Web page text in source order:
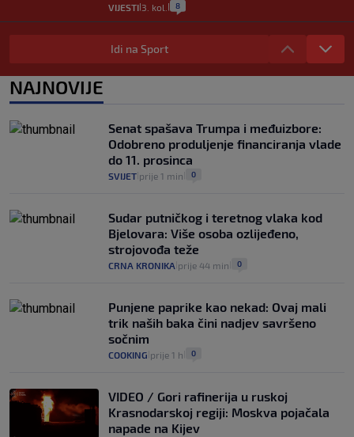
VIJESTI 3. kol. 8
Selidba je jedno od stresnijih iskustava.
Evo aktualnih cijena i nekoliko savjeta
0
automobilom na Hvar iz Zagreba, a
koliko iz Osijeka
| 14
Idi na Sport
NAJNOVIJE
Senat spašava Trumpa i međuizbore:
Odobreno produljenje financiranja vlade
do 11. prosinca
SVIJET prije 1 min 0
Sudar putničkog i teretnog vlaka kod
Bjelovara: Više osoba ozlijeđeno,
strojovođa teže
CRNA KRONIKA prije 44 min 0
Punjene paprike kao nekad: Ovaj mali
trik naših baka čini nadjev savršeno
sočnim
COOKING prije 1 h 0
VIDEO / Gori rafinerija u ruskoj
Krasnodarskoj regiji: Moskva pojačala
napade na Kijev